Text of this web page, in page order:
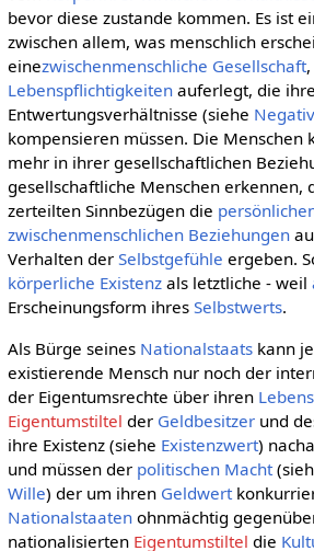
bevor diese zustande kommen. Es ist
zwischen allem, was menschlich
einezwischenmenschliche Gesellschaft
Lebenspflichtigkeitenauferlegt, die ihre
Entwertungsverhältnisse (siehe
kompensieren müssen. Die Menschen
mehr in ihrer gesellschaftlichen
gesellschaftliche Menschen erkennen,
zerteilten Sinnbezügen die
zwischenmenschlichen Beziehungen
Verhalten der Selbstgefühle ergeben.
körperliche Existenzals letztliche - weil
Erscheinungsform ihres Selbstwerts.
Als Bürge seines Nationalstaatskann
existierende Mensch nur noch der
der Eigentumsrechte über ihren
Eigentumstiltel der Geldbesitzerund
ihre Existenz (siehe Existenzwert)
und müssen der politischen Macht
Wille) der um ihren Geldwert
Nationalstaatenohnmächtig
nationalisierten Eigentumstiltel die